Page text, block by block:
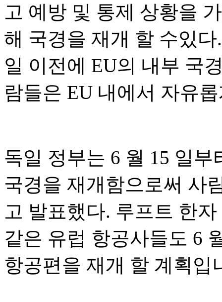
고 예방 및 통제 상황을
해 국경을 재개 할 수있
일 이전에 EU의 내부 국
람들은 EU 내에서 자유
독일 정부는 6 월 15 일부
국경을 재개함으로써 사
고 발표했다. 루프트 한
같은 유럽 항공사들도 6
항공편을 재개 할 계획입